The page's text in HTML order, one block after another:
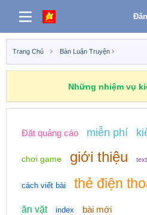
Trang Chủ Bàn Luận Truyện
Những nhiệm vụ
Đặt quảng cáo miễn phí
chơi game giới thiệu
cách viết bài thẻ điện
ăn vặt index bài mới